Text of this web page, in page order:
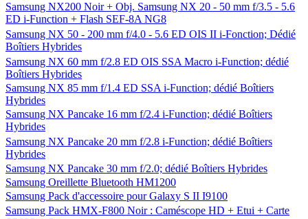
Samsung NX200 Noir + Obj. Samsung NX 20 - 50 mm f/3.5 - 5.6
ED i-Function + Flash SEF-8A NG8
Samsung NX 50 - 200 mm f/4.0 - 5.6 ED OIS II i-Fonction; Dédié
Boîtiers Hybrides
Samsung NX 60 mm f/2.8 ED OIS SSA Macro i-Function; dédié
Boîtiers Hybrides
Samsung NX 85 mm f/1.4 ED SSA i-Function; dédié Boîtiers
Hybrides
Samsung NX Pancake 16 mm f/2.4 i-Function; dédié Boîtiers
Hybrides
Samsung NX Pancake 20 mm f/2.8 i-Function; dédié Boîtiers
Hybrides
Samsung NX Pancake 30 mm f/2.0; dédié Boîtiers Hybrides
Samsung Oreillette Bluetooth HM1200
Samsung Pack d'accessoire pour Galaxy S II I9100
Samsung Pack HMX-F800 Noir : Caméscope HD + Etui + Carte